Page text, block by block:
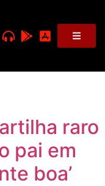
raro
pai em
boa’